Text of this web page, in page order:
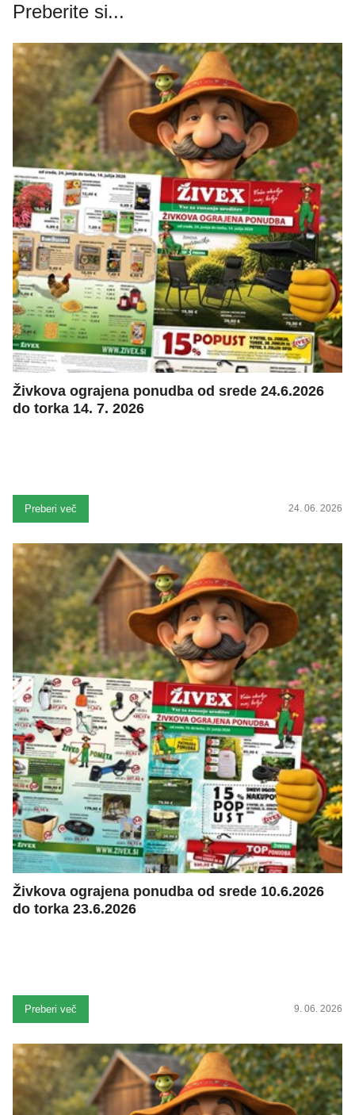
Preberite si...
Živkova ograjena ponudba od srede 24.6.2026
do torka 14. 7. 2026
Preberi več 24. 06. 2026
Živkova ograjena ponudba od srede 10.6.2026
do torka 23.6.2026
Preberi več 9. 06. 2026